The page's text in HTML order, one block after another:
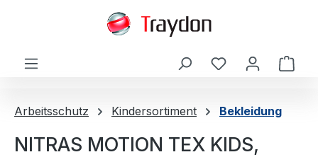
Arbeitsschutz Kindersortiment Bekleidung
NITRAS MOTION TEX KIDS,